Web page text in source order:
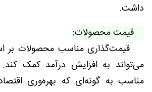
داشت.
قیمت محصولات:
قیمت‌گذاری مناسب محصولات بر
می‌تواند به افزایش درآمد کمک
مناسب به گونه‌ای که بهره‌وری